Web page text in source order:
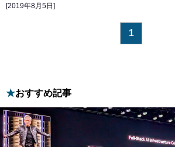
[2019年8月5日]
1
おすすめ記事